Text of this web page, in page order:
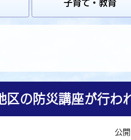
子育て・教育
の防災講座が行わ
公